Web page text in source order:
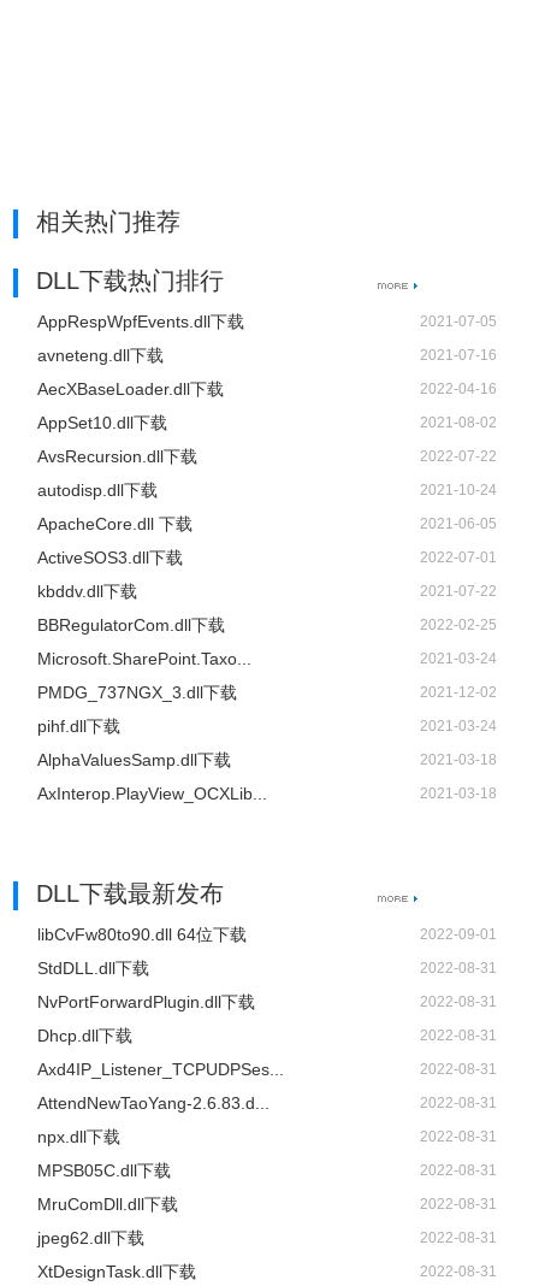
相关热门推荐
DLL下载热门排行
AppRespWpfEvents.dll下载 2021-07-05
avneteng.dll下载 2021-07-16
AecXBaseLoader.dll下载 2022-04-16
AppSet10.dll下载 2021-08-02
AvsRecursion.dll下载 2022-07-22
autodisp.dll下载 2021-10-24
ApacheCore.dll 下载 2021-06-05
ActiveSOS3.dll下载 2022-07-01
kbddv.dll下载 2021-07-22
BBRegulatorCom.dll下载 2022-02-25
Microsoft.SharePoint.Taxo... 2021-03-24
PMDG_737NGX_3.dll下载 2021-12-02
pihf.dll下载 2021-03-24
AlphaValuesSamp.dll下载 2021-03-18
AxInterop.PlayView_OCXLib... 2021-03-18
DLL下载最新发布
libCvFw80to90.dll 64位下载 2022-09-01
StdDLL.dll下载 2022-08-31
NvPortForwardPlugin.dll下载 2022-08-31
Dhcp.dll下载 2022-08-31
Axd4IP_Listener_TCPUDPSes... 2022-08-31
AttendNewTaoYang-2.6.83.d... 2022-08-31
npx.dll下载 2022-08-31
MPSB05C.dll下载 2022-08-31
MruComDll.dll下载 2022-08-31
jpeg62.dll下载 2022-08-31
XtDesignTask.dll下载 2022-08-31